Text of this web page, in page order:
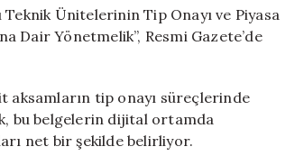
Ünitelerinin Tip Onayı ve Piyasa
Dair Yönetmelik”, Resmi Gazete’de
aksamların tip onayı süreçlerinde
bu belgelerin dijital ortamda
net bir şekilde belirliyor.